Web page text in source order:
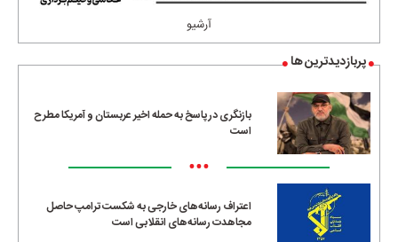
آرشیو
پربازدیدترین ها
بازنگری در پاسخ به حمله اخیر عربستان و آمریکا مطرح
است
•••
اعتراف رسانه‌های خارجی به شکست ترامپ حاصل
مجاهدت رسانه‌های انقلابی است